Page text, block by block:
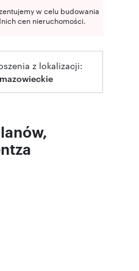
w celu budowania
cen nieruchomości.
z lokalizacji: